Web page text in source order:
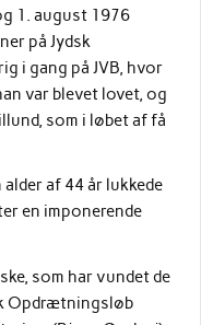
1. august 1976
på Jydsk
i gang på JVB, hvor
var blevet lovet, og
som i løbet af få
af 44 år lukkede
en imponerende
som har vundet de
Opdrætningsløb